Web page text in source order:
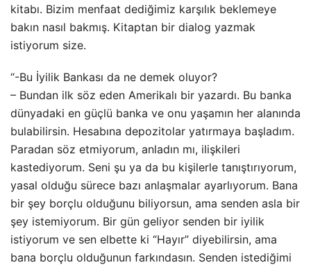
kitabı. Bizim menfaat dediğimiz karşılık beklemeye
bakın nasıl bakmış. Kitaptan bir dialog yazmak
istiyorum size.
“-Bu İyilik Bankası da ne demek oluyor?
– Bundan ilk söz eden Amerikalı bir yazardı. Bu banka
dünyadaki en güçlü banka ve onu yaşamın her alanında
bulabilirsin. Hesabına depozitolar yatırmaya başladım.
Paradan söz etmiyorum, anladın mı, ilişkileri
kastediyorum. Seni şu ya da bu kişilerle tanıştırıyorum,
yasal olduğu sürece bazı anlaşmalar ayarlıyorum. Bana
bir şey borçlu olduğunu biliyorsun, ama senden asla bir
şey istemiyorum. Bir gün geliyor senden bir iyilik
istiyorum ve sen elbette ki “Hayır” diyebilirsin, ama
bana borçlu olduğunun farkındasın. Senden istediğimi